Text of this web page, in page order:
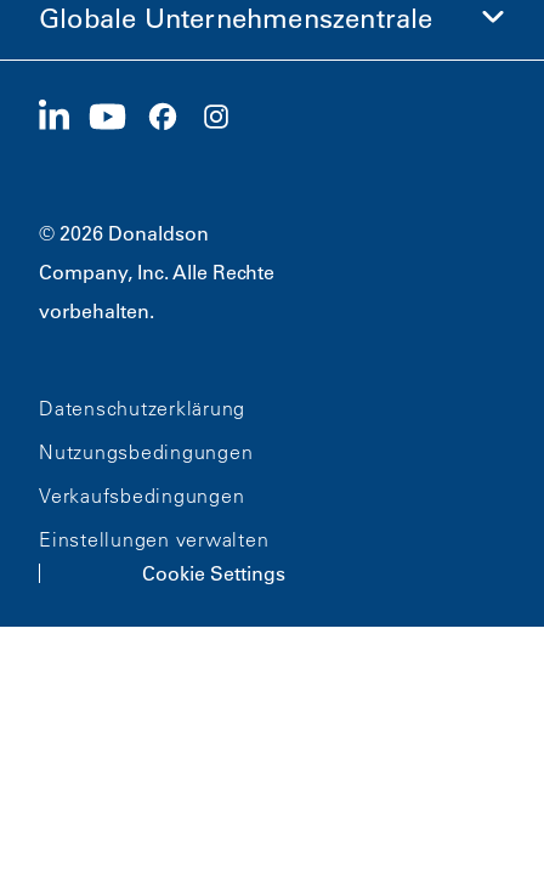
Karriere
Investoren
Lieferanten
Nachhaltigkeit
Globale Unternehmenszentrale
1400 W 94th Street
© 2026 Donaldson
Company, Inc. Alle Rechte
vorbehalten.
Datenschutzerklärung
Nutzungsbedingungen
Verkaufsbedingungen
Einstellungen verwalten
Cookie Settings